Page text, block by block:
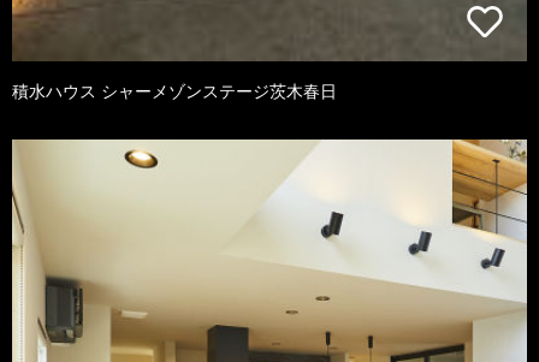
積水ハウス シャーメゾンステージ茨木春日